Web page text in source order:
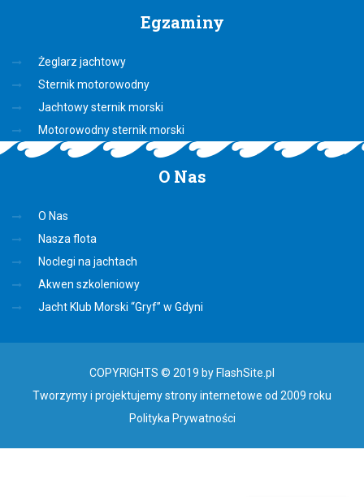
Egzaminy
Żeglarz jachtowy
Sternik motorowodny
Jachtowy sternik morski
Motorowodny sternik morski
ONas
O Nas
Nasza flota
Noclegi na jachtach
Akwen szkoleniowy
Jacht Klub Morski “Gryf” w Gdyni
COPYRIGHTS © 2019 by FlashSite.pl
Tworzymy i projektujemy strony internetowe od 2009 roku
Polityka Prywatności